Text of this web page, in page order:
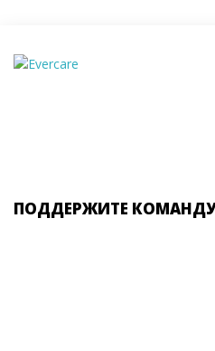
ПОДДЕРЖИТЕ КОМАНДУ